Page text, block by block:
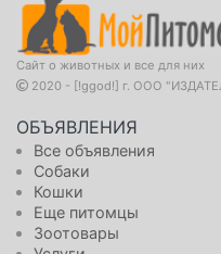
Сайт о животных и все для них
2020 - [!ggod!] г. ООО
ОБЪЯВЛЕНИЯ
Все объявления
Собаки
Кошки
Еще питомцы
Зоотовары